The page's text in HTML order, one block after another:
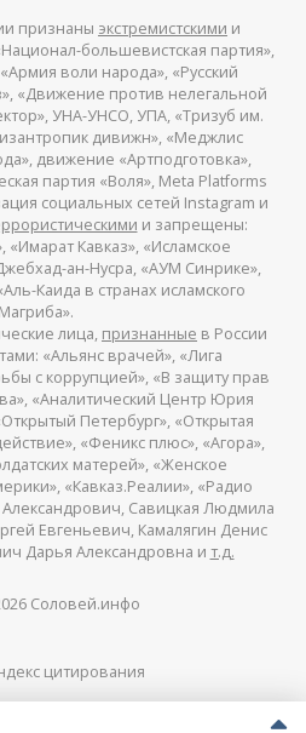
признаны экстремистскими и
большевистская партия»,
воли народа», «Русский
«Движение против нелегальной
УНА-УНСО, УПА, «Тризуб им.
дивижн», «Меджлис
движение «Артподготовка»,
партия «Воля», Meta Platforms
социальных сетей Instagram и
и запрещены:
Кавказ», «Исламское
ан-Нусра, «АУМ Синрике»,
Каида в странах исламского
Магриба».
лица, признанные в России
«Альянс врачей», «Лига
с коррупцией», «В защиту прав
«Аналитический Центр Юрия
Петербург», «Открытая
«Феникс плюс», «Агора»,
матерей», «Женское
«Кавказ.Реалии», «Радио
Савицкая Людмила
Евгеньевич, Камалягин Денис
Дарья Александровна и т.д.
Соловей.инфо